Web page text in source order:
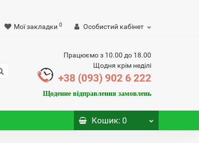
Мої закладки 0 Особистий кабінет
Працюємо з 10.00 до 18.00
Щодня крім неділі
+38 (093) 902 6 222
Щоденне відправлення замовлень
Кошик: 0